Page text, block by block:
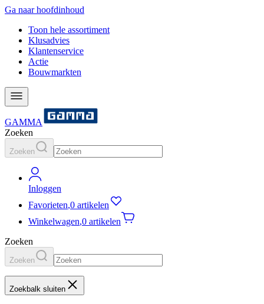
Ga naar hoofdinhoud
Toon hele assortiment
Klusadvies
Klantenservice
Actie
Bouwmarkten
GAMMA
Zoeken
Zoeken
Inloggen
Favorieten,0 artikelen
Winkelwagen,0 artikelen
Zoeken
Zoeken
Zoekbalk sluiten